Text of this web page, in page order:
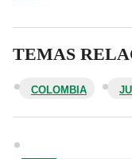
TEMAS
COLOMBIA